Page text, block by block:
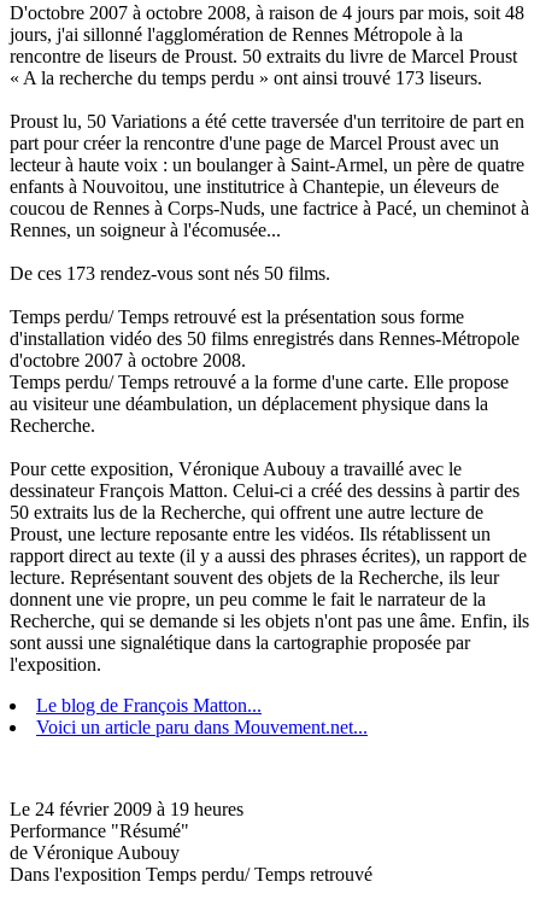
D'octobre 2007 à octobre 2008, à raison de 4 jours par mois, soit 48
jours, j'ai sillonné l'agglomération de Rennes Métropole à la
rencontre de liseurs de Proust. 50 extraits du livre de Marcel Proust
« A la recherche du temps perdu » ont ainsi trouvé 173 liseurs.
Proust lu, 50 Variations a été cette traversée d'un territoire de part en
part pour créer la rencontre d'une page de Marcel Proust avec un
lecteur à haute voix : un boulanger à Saint-Armel, un père de quatre
enfants à Nouvoitou, une institutrice à Chantepie, un éleveurs de
coucou de Rennes à Corps-Nuds, une factrice à Pacé, un cheminot à
Rennes, un soigneur à l'écomusée...
De ces 173 rendez-vous sont nés 50 films.
Temps perdu/ Temps retrouvé est la présentation sous forme
d'installation vidéo des 50 films enregistrés dans Rennes-Métropole
d'octobre 2007 à octobre 2008.
Temps perdu/ Temps retrouvé a la forme d'une carte. Elle propose
au visiteur une déambulation, un déplacement physique dans la
Recherche.
Pour cette exposition, Véronique Aubouy a travaillé avec le
dessinateur François Matton. Celui-ci a créé des dessins à partir des
50 extraits lus de la Recherche, qui offrent une autre lecture de
Proust, une lecture reposante entre les vidéos. Ils rétablissent un
rapport direct au texte (il y a aussi des phrases écrites), un rapport de
lecture. Représentant souvent des objets de la Recherche, ils leur
donnent une vie propre, un peu comme le fait le narrateur de la
Recherche, qui se demande si les objets n'ont pas une âme. Enfin, ils
sont aussi une signalétique dans la cartographie proposée par
l'exposition.
Le blog de François Matton...
Voici un article paru dans Mouvement.net...
Le 24 février 2009 à 19 heures
Performance "Résumé"
de Véronique Aubouy
Dans l'exposition Temps perdu/ Temps retrouvé